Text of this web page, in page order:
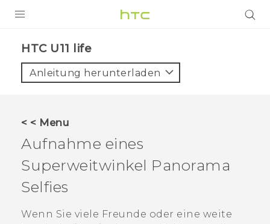
VIVE
VIVERSE
UNTERSTÜTZUNG
HTC-Geräte und Zubehör
Anmelden
HTC U11 life‎
Anleitung herunterladen
< < Menu
Aufnahme eines
Superweitwinkel Panorama
Selfies
Wenn Sie viele Freunde oder eine weite